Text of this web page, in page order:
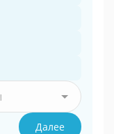
Далее